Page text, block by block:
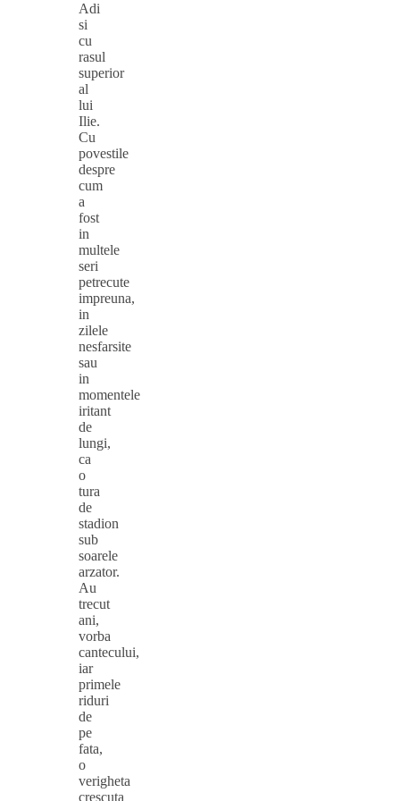
Adi
si
cu
rasul
superior
al
lui
Ilie.
Cu
povestile
despre
cum
a
fost
in
multele
seri
petrecute
impreuna,
in
zilele
nesfarsite
sau
in
momentele
iritant
de
lungi,
ca
o
tura
de
stadion
sub
soarele
arzator.
Au
trecut
ani,
vorba
cantecului,
iar
primele
riduri
de
pe
fata,
o
verigheta
crescuta